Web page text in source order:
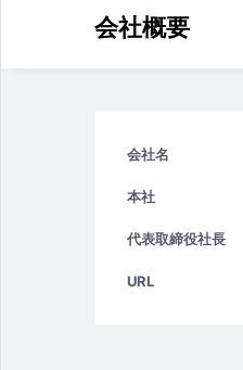
会社概要
会社名
本社
代表取締役社長
URL